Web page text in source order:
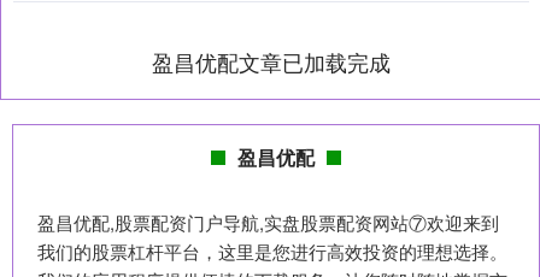
盈昌优配文章已加载完成
盈昌优配
盈昌优配,股票配资门户导航,实盘股票配资网站⑦欢迎来到
我们的股票杠杆平台，这里是您进行高效投资的理想选择。